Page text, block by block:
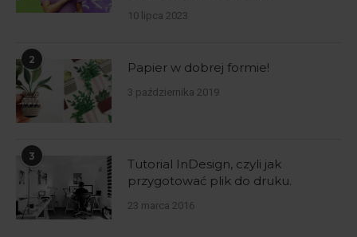
10 lipca 2023
2
Papier w dobrej formie!
3 października 2019
3
Tutorial InDesign, czyli jak
przygotować plik do druku.
23 marca 2016